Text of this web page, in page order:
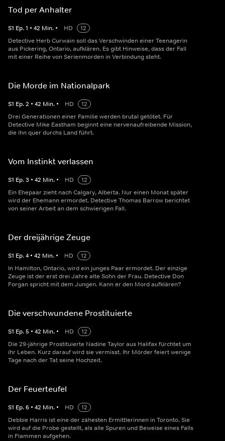
Tod per Anhalter
S1 Ep.1 • 42 Min. • HD
12
Detective Herb Curwain soll das Verschwinden einer Teenagerin
aus Pickering, Ontario, aufklären. Es gibt Hinweise, dass der Fall
mit einer Reihe von Serienmorden in Verbindung steht.
Die Morde im Nationalpark
S1 Ep.2 • 42 Min. • HD
12
Drei Generationen einer Familie werden brutal getötet. Für
Detective Mike Eastham beginnt eine nervenaufreibende Mission,
die ihn quer durchs Land führt.
Vom Instinkt verlassen
S1 Ep.3 • 42 Min. • HD
12
Ein Ehepaar zieht nach Calgary, Alberta. Nur einen Monat später
wird der Ehemann ermordet. Detective Thomas Barrow berichtet
von seiner Arbeit an dem schwierigen Fall.
Der dreijährige Zeuge
S1 Ep.4 • 42 Min. • HD
12
In Hamilton, Ontario, wird ein junges Paar ermordet. Der einzige
Zeuge ist der erst drei Jahre alte Sohn der Frau. Detective Don
Forgan spricht mit dem Jungen. Kann er den Mord aufklären?
Die verschwundene Prostituierte
S1 Ep.5 • 42 Min. • HD
12
Die 29-jährige Prostituierte Nadine Taylor aus Halifax fürchtet um
ihr Leben. Kurz darauf wird sie vermisst. Ihr Mörder feiert wenige
Tage nach der Tat seine Hochzeit.
Der Feuerteufel
S1 Ep.6 • 42 Min. • HD
12
Debbie Harris ist eine der zähesten Ermittlerinnen in Toronto. Sie
wird auf die Probe gestellt, als alle Spuren und Beweise eines Falls
in Flammen aufgehen.